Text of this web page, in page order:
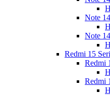
Note
Note
Redmi 15
Redmi
Redmi